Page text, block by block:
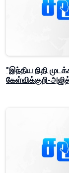
"இந்திய நிதி
கேள்விக்குறி-